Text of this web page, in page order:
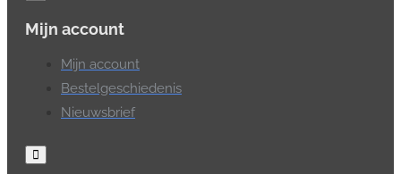
Mijn account
Mijn account
Bestelgeschiedenis
Nieuwsbrief